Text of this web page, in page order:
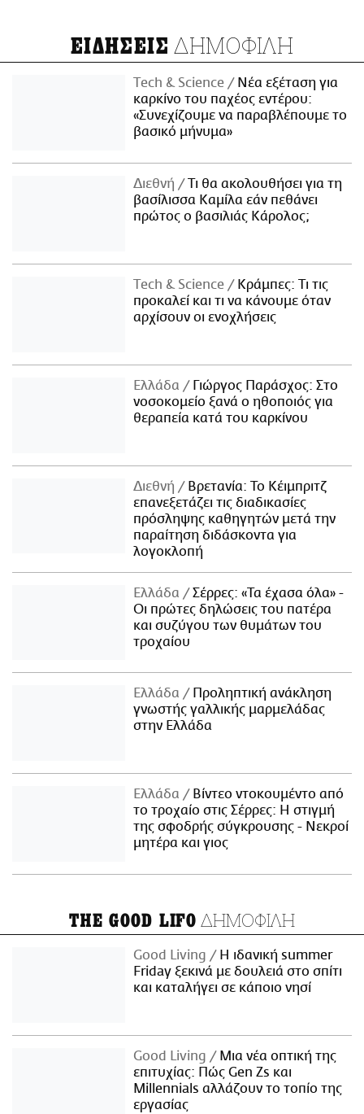
ΕΙΔΗΣΕΙΣ ΔΗΜΟΦΙΛΗ
Τech & Science
Νέα εξέταση για
καρκίνο του παχέος εντέρου:
«Συνεχίζουμε να παραβλέπουμε το
βασικό μήνυμα»
Διεθνή
Τι θα ακολουθήσει για τη
βασίλισσα Καμίλα εάν πεθάνει
πρώτος ο βασιλιάς Κάρολος;
Τech & Science
Κράμπες: Τι τις
προκαλεί και τι να κάνουμε όταν
αρχίσουν οι ενοχλήσεις
Ελλάδα
Γιώργος Παράσχος: Στο
νοσοκομείο ξανά ο ηθοποιός για
θεραπεία κατά του καρκίνου
Διεθνή
Βρετανία: Το Κέιμπριτζ
επανεξετάζει τις διαδικασίες
πρόσληψης καθηγητών μετά την
παραίτηση διδάσκοντα για
λογοκλοπή
Ελλάδα
Σέρρες: «Τα έχασα όλα» -
Οι πρώτες δηλώσεις του πατέρα
και συζύγου των θυμάτων του
τροχαίου
Ελλάδα
Προληπτική ανάκληση
γνωστής γαλλικής μαρμελάδας
στην Ελλάδα
Ελλάδα
Βίντεο ντοκουμέντο από
το τροχαίο στις Σέρρες: Η στιγμή
της σφοδρής σύγκρουσης - Νεκροί
μητέρα και γιος
THE GOOD LIFO ΔΗΜΟΦΙΛΗ
Good Living
Η ιδανική summer
Friday ξεκινά με δουλειά στο σπίτι
και καταλήγει σε κάποιο νησί
Good Living
Μια νέα οπτική της
επιτυχίας: Πώς Gen Zs και
Millennials αλλάζουν το τοπίο της
εργασίας